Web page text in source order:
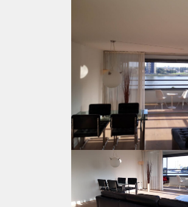
Bovenstaande beschrijving
afspraak te maken.
kunnen geen rechten worden